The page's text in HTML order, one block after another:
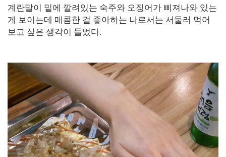
계란말이 밑에 깔려있는 숙주와 오징어가 삐져나와 있는
게 보이는데 매콤한 걸 좋아하는 나로서는 서둘러 먹어
보고 싶은 생각이 들었다.